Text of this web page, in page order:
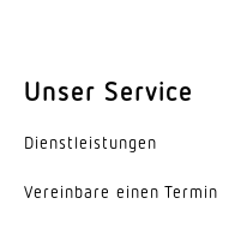
Werkstoff des Gehäuses
Aluminium
Unser Service
Dienst­leis­tungen
Vereinbare einen Termin